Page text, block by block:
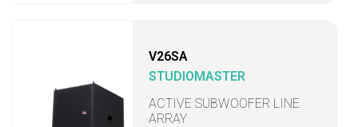
V26SA
STUDIOMASTER
ACTIVE SUBWOOFER LINE
ARRAY